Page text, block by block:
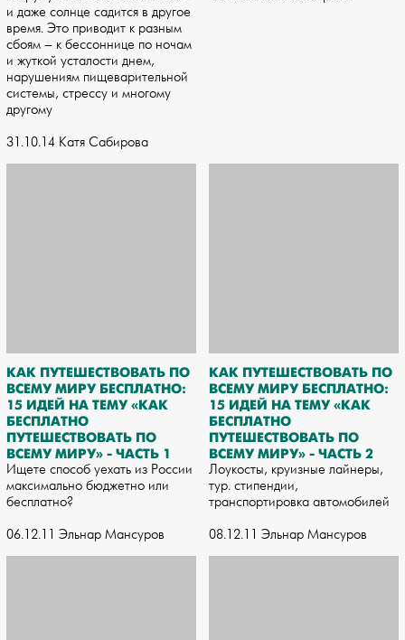
и даже солнце садится в другое
время. Это приводит к разным
сбоям – к бессоннице по ночам
и жуткой усталости днем,
нарушениям пищеварительной
системы, стрессу и многому
другому
31.10.14 Катя Сабирова
КАК ПУТЕШЕСТВОВАТЬ ПО
ВСЕМУ МИРУ БЕСПЛАТНО:
15 ИДЕЙ НА ТЕМУ «КАК
БЕСПЛАТНО
ПУТЕШЕСТВОВАТЬ ПО
ВСЕМУ МИРУ» - ЧАСТЬ 1
Ищете способ уехать из России
максимально бюджетно или
бесплатно?
06.12.11 Эльнар Мансуров
КАК ПУТЕШЕСТВОВАТЬ ПО
ВСЕМУ МИРУ БЕСПЛАТНО:
15 ИДЕЙ НА ТЕМУ «КАК
БЕСПЛАТНО
ПУТЕШЕСТВОВАТЬ ПО
ВСЕМУ МИРУ» - ЧАСТЬ 2
Лоукосты, круизные лайнеры,
тур. стипендии,
транспортировка автомобилей
08.12.11 Эльнар Мансуров